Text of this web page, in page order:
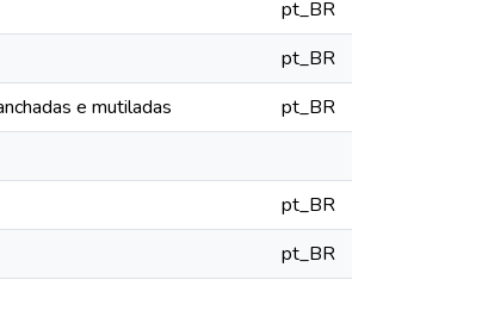
pt_BR
pt_BR
e mutiladas
pt_BR
pt_BR
pt_BR